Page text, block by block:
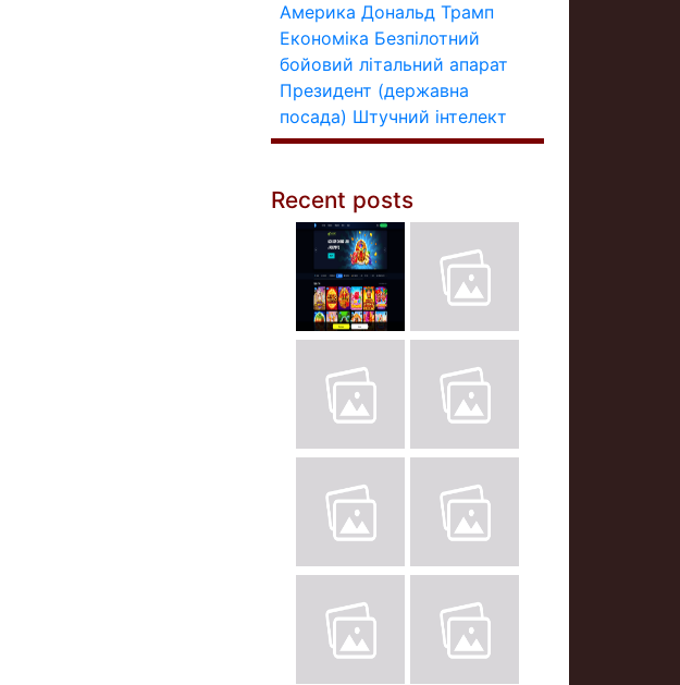
Америка Дональд Трамп
Економіка Безпілотний
бойовий літальний апарат
Президент (державна
посада) Штучний інтелект
Recent posts